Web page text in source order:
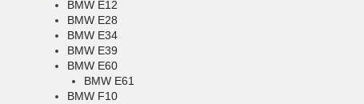
BMW E12
BMW E28
BMW E34
BMW E39
BMW E60
BMW E61
BMW F10